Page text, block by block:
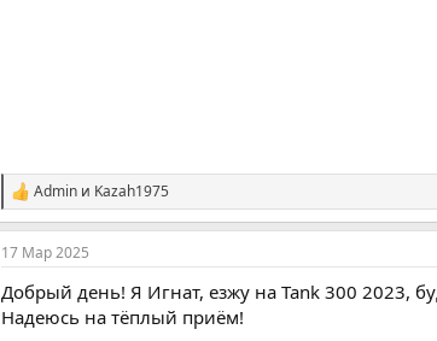
С
и
м
п
т
и
Admin и Kazah1975
17 Мар 2025
Добрый день! Я Игнат, езжу на Tank 300 2023,
Надеюсь на тёплый приём!